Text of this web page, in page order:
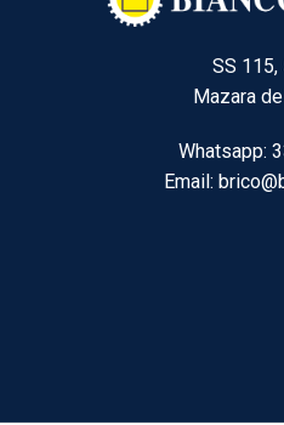
SS 115,
Mazara
Whatsapp:
Email: